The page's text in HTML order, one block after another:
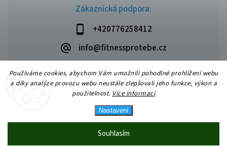
Používáme cookies, abychom Vám umožnili pohodlné prohlížení webu
a díky analýze provozu webu neustále zlepšovali jeho funkce, výkon a
použitelnost. Více informací
Nastavení
Souhlasím
Zákaznická podpora:
+420776258412
info@fitnessprotebe.cz
Copyright 2026Fitnessprotebe.cz. Všechna práva vyhrazena.
VytvořilShoptet| Design